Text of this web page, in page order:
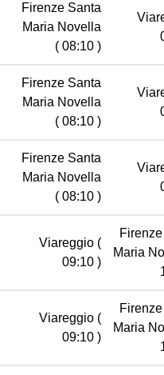
Firenze Santa
Maria Novella
( 08:10 )
Firenze Santa
Maria Novella
( 08:10 )
Firenze Santa
Maria Novella
( 08:10 )
Viareggio (
09:10 )
Maria
Viareggio (
09:10 )
Maria